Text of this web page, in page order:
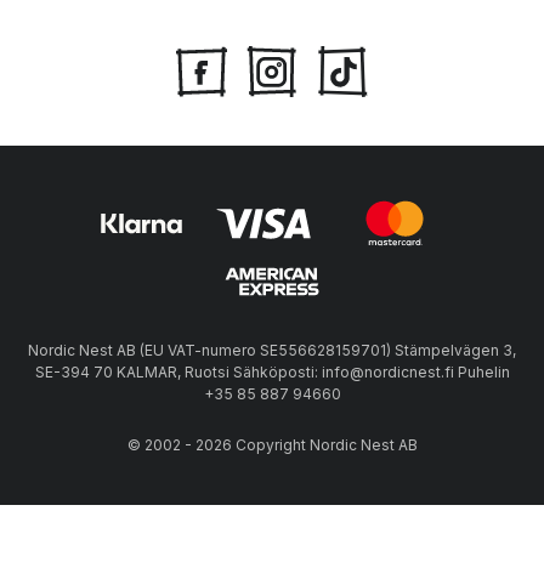
Nordic Nest AB (EU VAT-numero SE556628159701) Stämpelvägen 3,
SE-394 70 KALMAR, Ruotsi Sähköposti: info@nordicnest.fi Puhelin
+35 85 887 94660
© 2002 - 2026 Copyright Nordic Nest AB